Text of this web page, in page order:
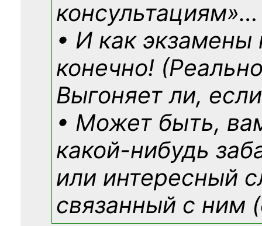
консультациям»…
• И как экзамены
конечно!
Выгоняет ли,
• Может быть,
какой-нибудь
или интересный
связанный с ним